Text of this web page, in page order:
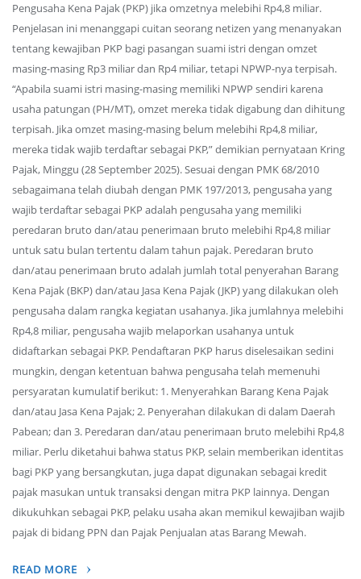
Pengusaha Kena Pajak (PKP) jika omzetnya melebihi Rp4,8 miliar.
Penjelasan ini menanggapi cuitan seorang netizen yang menanyakan
tentang kewajiban PKP bagi pasangan suami istri dengan omzet
masing-masing Rp3 miliar dan Rp4 miliar, tetapi NPWP-nya terpisah.
“Apabila suami istri masing-masing memiliki NPWP sendiri karena
usaha patungan (PH/MT), omzet mereka tidak digabung dan dihitung
terpisah. Jika omzet masing-masing belum melebihi Rp4,8 miliar,
mereka tidak wajib terdaftar sebagai PKP,” demikian pernyataan Kring
Pajak, Minggu (28 September 2025). Sesuai dengan PMK 68/2010
sebagaimana telah diubah dengan PMK 197/2013, pengusaha yang
wajib terdaftar sebagai PKP adalah pengusaha yang memiliki
peredaran bruto dan/atau penerimaan bruto melebihi Rp4,8 miliar
untuk satu bulan tertentu dalam tahun pajak. Peredaran bruto
dan/atau penerimaan bruto adalah jumlah total penyerahan Barang
Kena Pajak (BKP) dan/atau Jasa Kena Pajak (JKP) yang dilakukan oleh
pengusaha dalam rangka kegiatan usahanya. Jika jumlahnya melebihi
Rp4,8 miliar, pengusaha wajib melaporkan usahanya untuk
didaftarkan sebagai PKP. Pendaftaran PKP harus diselesaikan sedini
mungkin, dengan ketentuan bahwa pengusaha telah memenuhi
persyaratan kumulatif berikut: 1. Menyerahkan Barang Kena Pajak
dan/atau Jasa Kena Pajak; 2. Penyerahan dilakukan di dalam Daerah
Pabean; dan 3. Peredaran dan/atau penerimaan bruto melebihi Rp4,8
miliar. Perlu diketahui bahwa status PKP, selain memberikan identitas
bagi PKP yang bersangkutan, juga dapat digunakan sebagai kredit
pajak masukan untuk transaksi dengan mitra PKP lainnya. Dengan
dikukuhkan sebagai PKP, pelaku usaha akan memikul kewajiban wajib
pajak di bidang PPN dan Pajak Penjualan atas Barang Mewah.
READ MORE